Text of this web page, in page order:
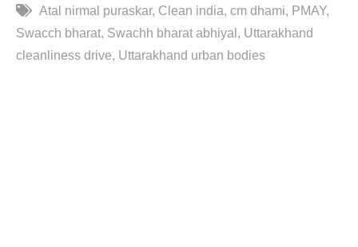
Atal nirmal puraskar Clean india cm dhami
PMAY
Swacch bharat Swachh bharat abhiyal
Uttarakhand
cleanliness drive Uttarakhand urban bodies